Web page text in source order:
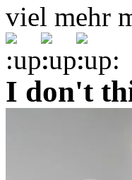
viel mehr
I don't